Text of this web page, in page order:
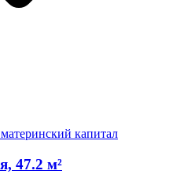
капитал
47.2 м²